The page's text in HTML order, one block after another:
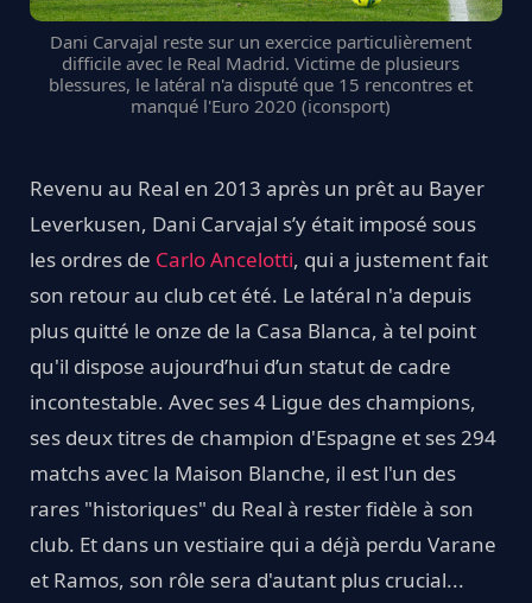
Dani Carvajal reste sur un exercice particulièrement
difficile avec le Real Madrid. Victime de plusieurs
blessures, le latéral n'a disputé que 15 rencontres et
manqué l'Euro 2020 (iconsport)
Revenu au Real en 2013 après un prêt au Bayer
Leverkusen, Dani Carvajal s’y était imposé sous
les ordres de Carlo Ancelotti, qui a justement fait
son retour au club cet été. Le latéral n'a depuis
plus quitté le onze de la Casa Blanca, à tel point
qu'il dispose aujourd’hui d’un statut de cadre
incontestable. Avec ses 4 Ligue des champions,
ses deux titres de champion d'Espagne et ses 294
matchs avec la Maison Blanche, il est l'un des
rares "historiques" du Real à rester fidèle à son
club. Et dans un vestiaire qui a déjà perdu Varane
et Ramos, son rôle sera d'autant plus crucial...